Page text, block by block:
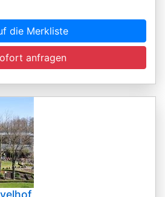
die Merkliste
anfragen